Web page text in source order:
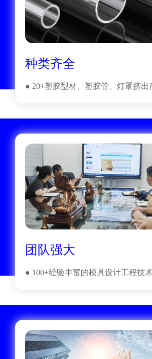
种类齐全
● 20+塑胶型材、塑胶管、灯罩挤出
团队强大
● 100+经验丰富的模具设计工程技